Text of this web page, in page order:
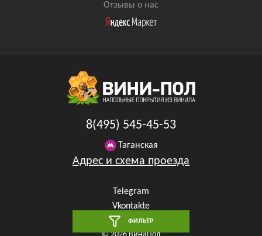
ФИЛЬТР
Отзывы о нас
8(495) 545-45-53
Таганская
Адрес и схема проезда
Telegram
Vkontakte
YouTube